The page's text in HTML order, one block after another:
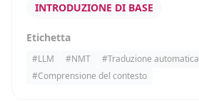
INTRODUZIONE DI BASE
Etichetta
#LLM #NMT #Traduzione automatica
#Comprensione del contesto